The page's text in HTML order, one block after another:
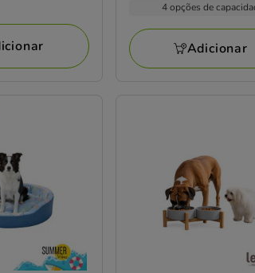
avaliações
a
5.99€
4 opções de
Adicionar